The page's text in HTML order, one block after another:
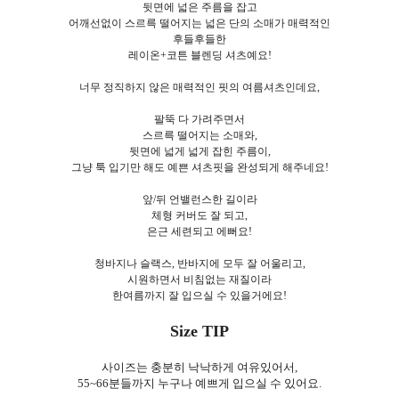
뒷면에 넓은 주름을 잡고
어깨선없이 스르륵 떨어지는 넓은 단의 소매가 매력적인
후들후들한
레이온+코튼 블렌딩 셔츠예요!
너무 정직하지 않은 매력적인 핏의 여름셔츠인데요,
팔뚝 다 가려주면서
스르륵 떨어지는 소매와,
뒷면에 넓게 넓게 잡힌 주름이,
그냥 툭 입기만 해도 예쁜 셔츠핏을 완성되게 해주네요!
앞/뒤 언밸런스한 길이라
체형 커버도 잘 되고,
은근 세련되고 에뻐요!
청바지나 슬랙스, 반바지에 모두 잘 어울리고,
시원하면서 비침없는 재질이라
한여름까지 잘 입으실 수 있을거에요!
Size TIP
사이즈는 충분히 낙낙하게 여유있어서,
55~66분들까지 누구나 예쁘게 입으실 수 있어요.